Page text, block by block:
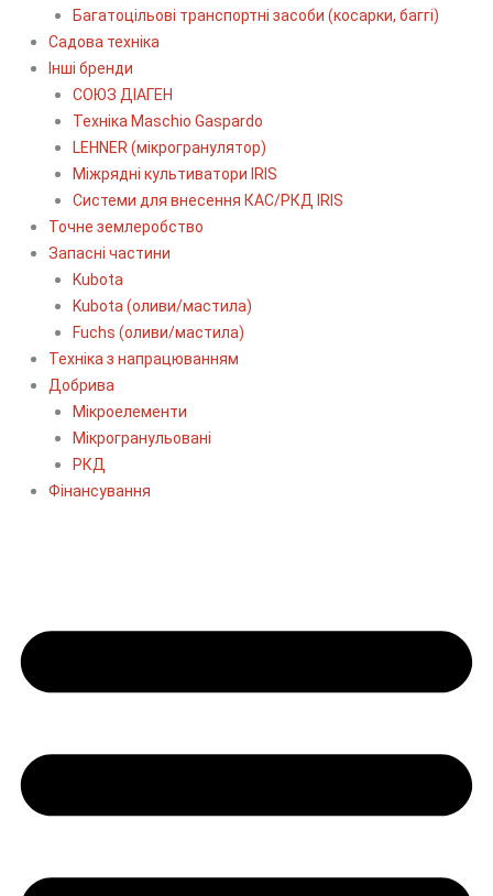
Багатоцільові транспортні засоби (косарки, баггі)
Садова техніка
Інші бренди
СОЮЗ ДІАГЕН
Техніка Maschio Gaspardo
LEHNER (мікрогранулятор)
Міжрядні культиватори IRIS
Системи для внесення КАС/РКД IRIS
Точне землеробство
Запасні частини
Kubota
Kubota (оливи/мастила)
Fuchs (оливи/мастила)
Техніка з напрацюванням
Добрива
Мікроелементи
Мікрогранульовані
РКД
Фінансування